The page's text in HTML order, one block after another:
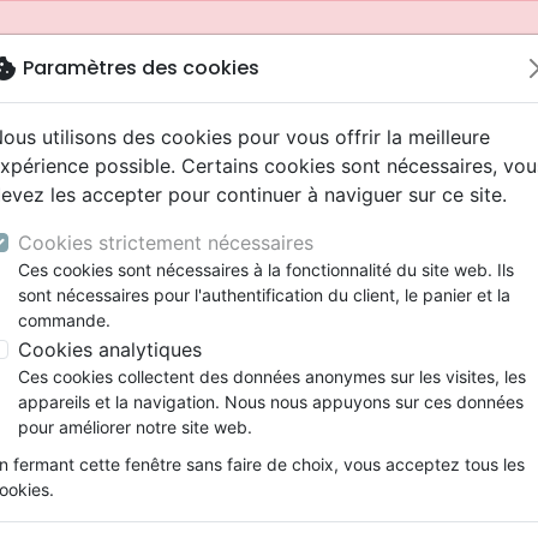
Nouveautés
Testaments
Etude biblique
Segond
Darby
Bandes dessinées
Souffrance, Relation d'aide
Ethique, société, politique
ans
Adolescents, jeunes
Latino, Folk
Soul
Rap, Hip-hop
Louange, Adoration
Pop, Rock
animés
conférences
Films, fiction
Jeux
Papeterie
depuis votre pays (United States).
spirituelle Croire sans douter - Le symbole des apôtre
Paramètres des cookies
utilisons des cookies pour vous offrir la meilleure
possible. Certains cookies sont nécessaires,
les accepter pour continuer à naviguer sur ce site.
Cookies strictement nécessaires
Ces cookies sont nécessaires à la fonctionnalité du site web. Ils
sont nécessaires pour l'authentification du client, le panier et la
commande.
Cookies analytiques
Ces cookies collectent des données anonymes sur les visites, les
appareils et la navigation. Nous nous appuyons sur ces données
pour améliorer notre site web.
fermant cette fenêtre sans faire de choix, vous acceptez tous les